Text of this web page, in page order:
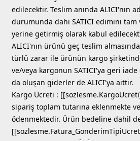
edilecektir. Teslim anında ALICI'nın
durumunda dahi SATICI edimini tam
yerine getirmiş olarak kabul
ALICI'nın ürünü geç teslim
türlü zarar ile ürünün kargo
ve/veya kargonun SATICI'ya geri
da oluşan giderler de ALICI'ya aittir.
Kargo Ücreti :
sipariş toplam tutarına eklenmekte
ödenmektedir. Ürün bedeline dahil